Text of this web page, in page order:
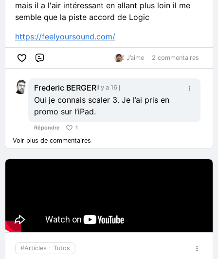
mais il a l'air intéressant en allant plus loin il me
semble que la piste accord de Logic
https://feelyoursound.com/
1 J’aime 2 commentaires
Frederic BERGERil y a 16 j
Oui je connais scaler 3. Je l’ai pris en
promo sur l’iPad.
Répondre 1
Voir plus de commentaires
#Articles - Tutos